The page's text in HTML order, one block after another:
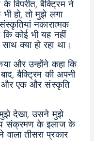
के विपरीत, बैक्ट्रिम ने
हो, तो मुझे लगा
नकारात्मक
कोई भी यह नहीं
क्या हो रहा था।
और उन्होंने कहा कि
बैक्ट्रिम की अपनी
और एक और संस्कृति
मुझे देखा, उसने मुझे
संक्रमण के इलाज के
तीसरा प्रकार